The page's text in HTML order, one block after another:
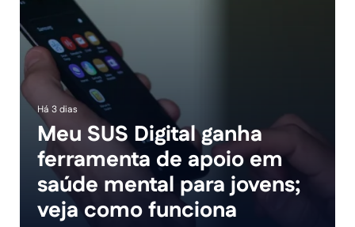
Há 3 dias
Meu SUS Digital ganha
ferramenta de apoio em
saúde mental para jovens;
veja como funciona